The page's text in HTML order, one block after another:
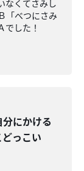
なくてさみし
「べつにさみ
でした！
分にかける
っこい